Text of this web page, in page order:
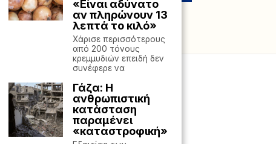
«Είναι αδύνατο
αν πληρώνουν 13
λεπτά το κιλό»
Χάρισε περισσότερους
από 200 τόνους
κρεμμυδιών επειδή δεν
συνέφερε να
Γάζα: Η
ανθρωπιστική
κατάσταση
παραμένει
«καταστροφική»